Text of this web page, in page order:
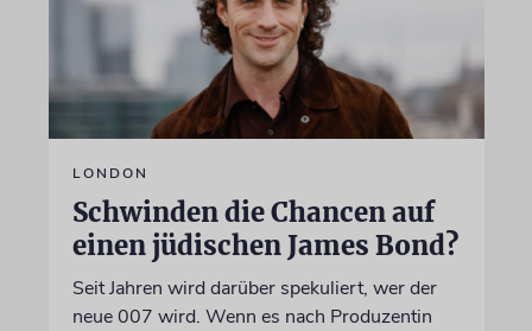
LONDON
Schwinden die Chancen auf
einen jüdischen James Bond?
Seit Jahren wird darüber spekuliert, wer der
neue 007 wird. Wenn es nach Produzentin